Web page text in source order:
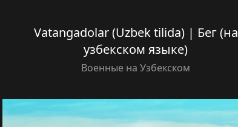
Vatangadolar (Uzbek tilida) | Бег (на
узбекском языке)
Военные на Узбекском